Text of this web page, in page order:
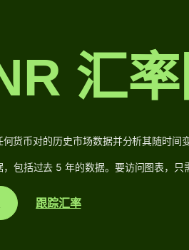
汇
货币对的历史市场数据并分析其随时间
包括过去 5 年的数据。要访问图表，
跟踪汇率